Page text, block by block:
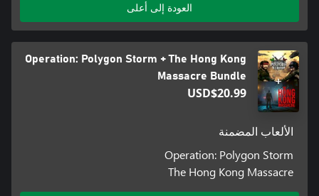
العودة إلى أعلى
Operation: Polygon Storm + The Hong Kong
Massacre Bundle
USD$20.99
الألعاب المضمنة
Operation: Polygon Storm
The Hong Kong Massacre